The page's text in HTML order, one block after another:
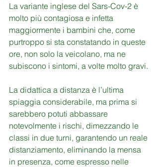
La variante inglese del Sars-Cov-2 è
molto più contagiosa e infetta
maggiormente i bambini che, come
purtroppo si sta constatando in queste
ore, non solo la veicolano, ma ne
subiscono i sintomi, a volte molto gravi.
La didattica a distanza è l’ultima
spiaggia considerabile, ma prima si
sarebbero potuti abbassare
notevolmente i rischi, dimezzando le
classi in due turni, garantendo un reale
distanziamento, eliminando la mensa
in presenza, come espresso nelle